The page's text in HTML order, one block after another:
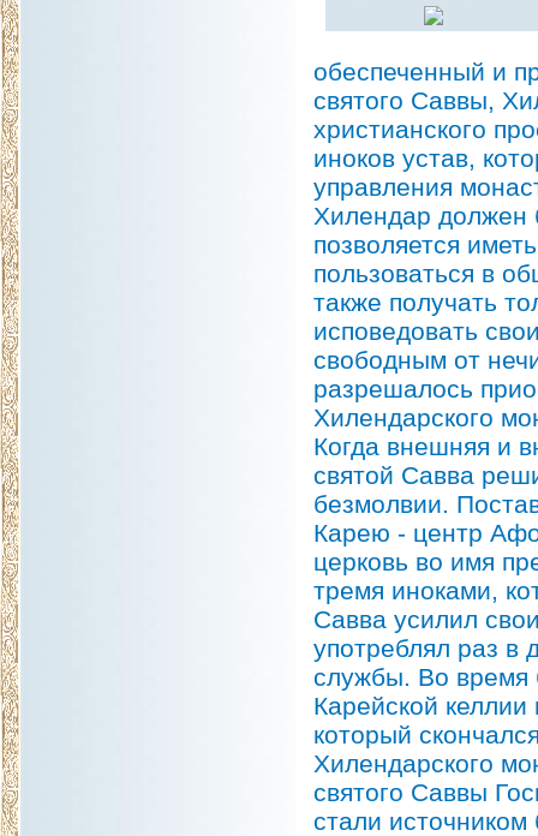
обеспеченный и
святого Саввы,
христианского
иноков устав,
управления
Хилендар
позволяется
пользоваться в
также получать
исповедовать
свободным от
разрешалось
Хилендарского
Когда внешняя и
святой Савва
безмолвии.
Карею - центр
церковь во имя
тремя иноками,
Савва усилил
употреблял раз в
службы. Во время
Карейской
который
Хилендарского
святого Саввы
стали источником